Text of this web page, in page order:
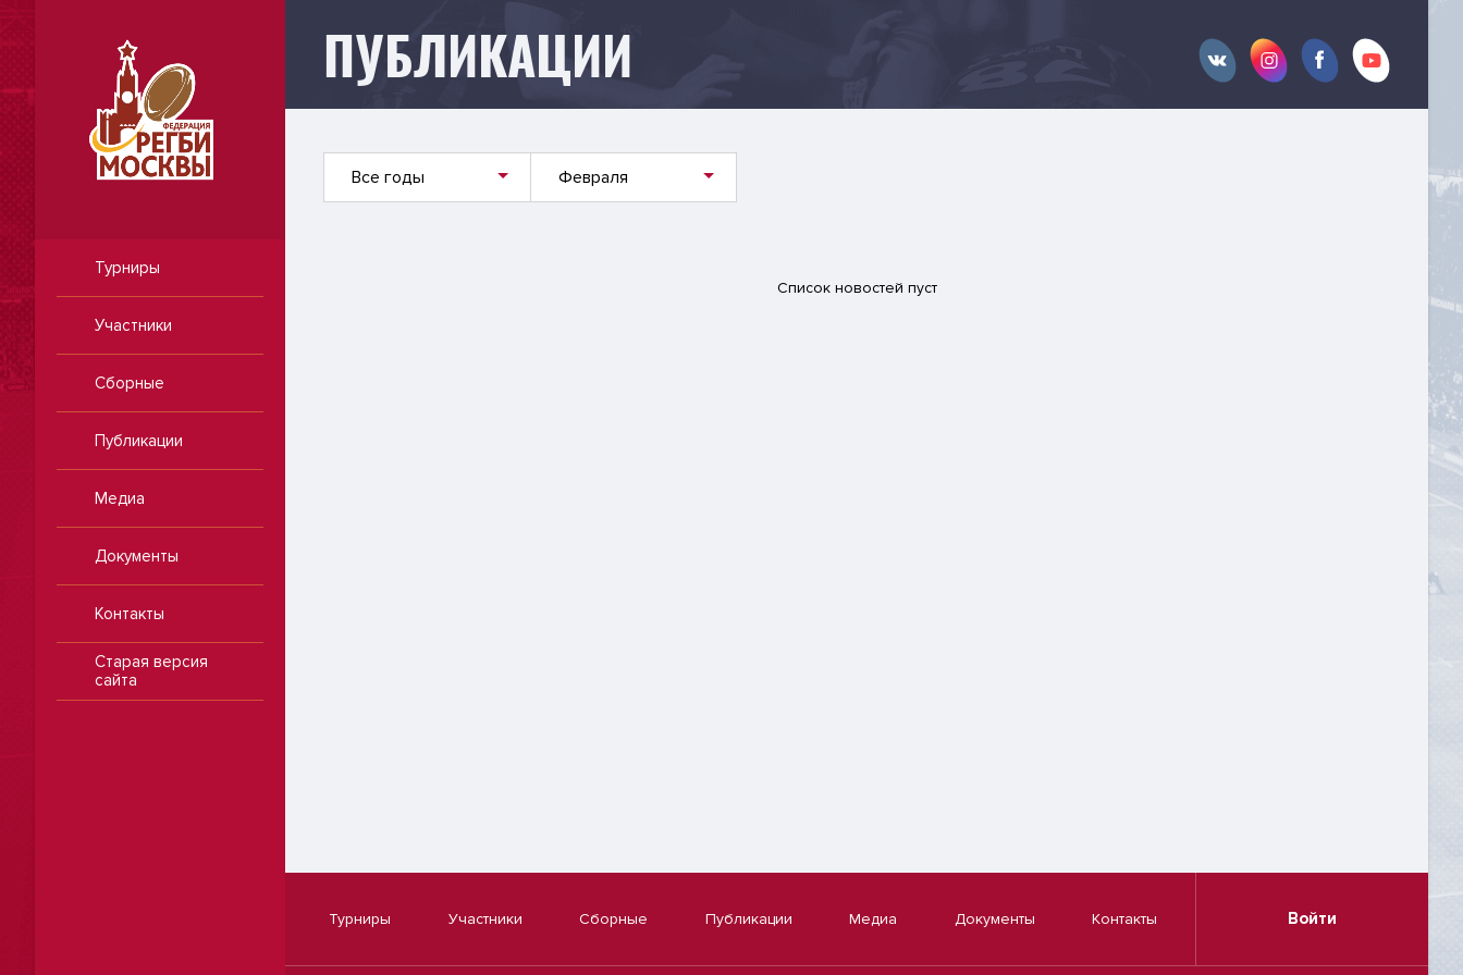
Турниры
Участники
Сборные
Публикации
Медиа
Документы
Контакты
Старая версия
сайта
ПУБЛИКАЦИИ
Публикации
Все годы Февраля
Список новостей пуст
Турниры Участники Сборные Публикации Медиа Документы Контакты Войти